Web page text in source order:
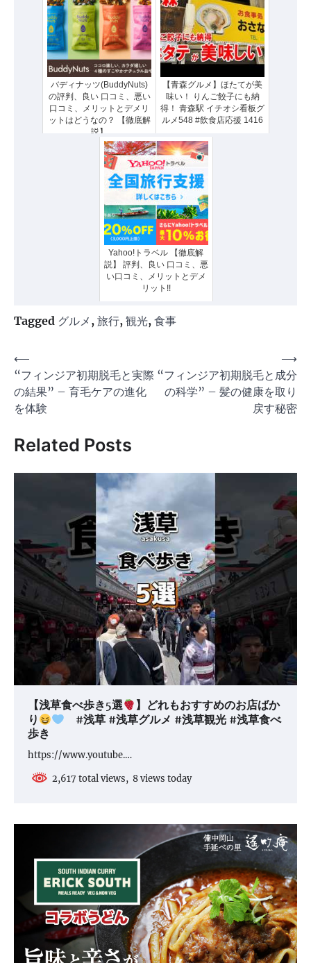
バディナッツ(BuddyNuts)
の評判、良い 口コミ、悪い
口コミ、メリットとデメリ
ットはどうなの？ 【徹底解
説】
【青森グルメ】ほたてが美
味い！ りんご餃子にも納
得！ 青森駅 イチオシ看板グ
ルメ548 #飲食店応援 1416
Yahoo!トラベル 【徹底解
説】 評判、良い 口コミ、悪
い口コミ、メリットとデメ
リット!!
Tagged グルメ , 旅行, 観光, 食事
投
稿
ナ
ゲ
ー
ン
⟵
“フィンジア初期脱毛と実際
の結果” – 育毛ケアの進化
を体験
“フィンジア初期脱毛と成分
の科学” – 髪の健康を取り
戻す秘密
⟶
Related Posts
【浅草食べ歩き5選 】どれもおすすめのお店ばか
り #浅草 #浅草グルメ #浅草観光 #浅草食べ
歩き
https://www.youtube.…
2,617 total views, 8 views today